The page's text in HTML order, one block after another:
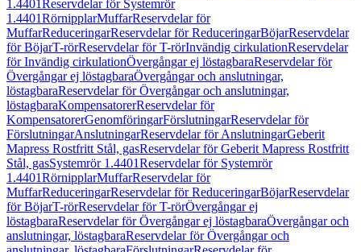
1.4401Reservdelar för Systemrör
1.4401RörnipplarMuffarReservdelar för
MuffarReduceringarReservdelar för ReduceringarBöjarReservdelar
för BöjarT-rörReservdelar för T-rörInvändig cirkulationReservdelar
för Invändig cirkulationÖvergångar ej löstagbaraReservdelar för
Övergångar ej löstagbaraÖvergångar och anslutningar,
löstagbaraReservdelar för Övergångar och anslutningar,
löstagbaraKompensatorerReservdelar för
KompensatorerGenomföringarFörslutningarReservdelar för
FörslutningarAnslutningarReservdelar för AnslutningarGeberit
Mapress Rostfritt Stål, gasReservdelar för Geberit Mapress Rostfritt
Stål, gasSystemrör 1.4401Reservdelar för Systemrör
1.4401RörnipplarMuffarReservdelar för
MuffarReduceringarReservdelar för ReduceringarBöjarReservdelar
för BöjarT-rörReservdelar för T-rörÖvergångar ej
löstagbaraReservdelar för Övergångar ej löstagbaraÖvergångar och
anslutningar, löstagbaraReservdelar för Övergångar och